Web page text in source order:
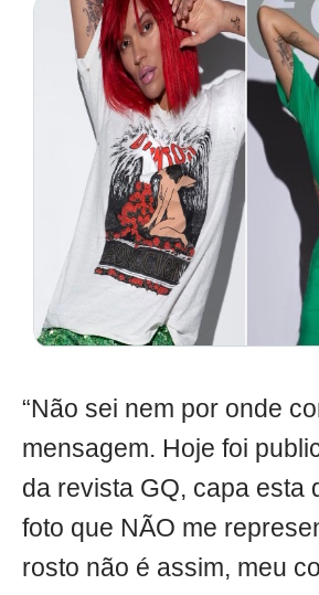
“Não sei nem por onde
mensagem. Hoje foi
da revista GQ, capa esta
foto que NÃO me
rosto não é assim, meu